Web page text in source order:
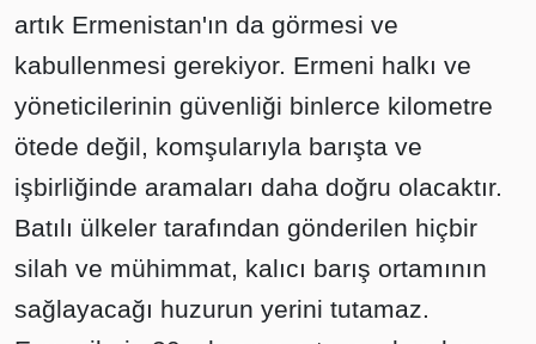
artık Ermenistan'ın da görmesi ve
kabullenmesi gerekiyor. Ermeni halkı ve
yöneticilerinin güvenliği binlerce kilometre
ötede değil, komşularıyla barışta ve
işbirliğinde aramaları daha doğru olacaktır.
Batılı ülkeler tarafından gönderilen hiçbir
silah ve mühimmat, kalıcı barış ortamının
sağlayacağı huzurun yerini tutamaz.